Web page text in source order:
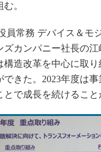
。
員常務 デバイス＆モ
ズカンパニー社長の江
構造改革を中心に取
できた。2023年度は
で成長を続けること